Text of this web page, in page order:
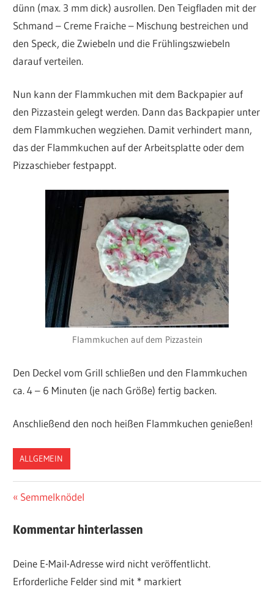
dünn (max. 3 mm dick) ausrollen. Den Teigfladen mit der
Schmand – Creme Fraiche – Mischung bestreichen und
den Speck, die Zwiebeln und die Frühlingszwiebeln
darauf verteilen.
Nun kann der Flammkuchen mit dem Backpapier auf
den Pizzastein gelegt werden. Dann das Backpapier unter
dem Flammkuchen wegziehen. Damit verhindert mann,
das der Flammkuchen auf der Arbeitsplatte oder dem
Pizzaschieber festpappt.
Flammkuchen auf dem Pizzastein
Den Deckel vom Grill schließen und den Flammkuchen
ca. 4 – 6 Minuten (je nach Größe) fertig backen.
Anschließend den noch heißen Flammkuchen genießen!
ALLGEMEIN
Beitragsnavigation
Vorheriger
Semmelknödel
Kommentar hinterlassen
Deine E-Mail-Adresse wird nicht veröffentlicht.
Erforderliche Felder sind mit * markiert